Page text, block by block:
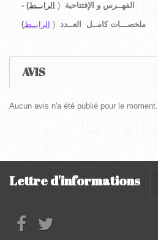
- الفهــرس و الإفتتاحية ( الرابــط)
ملخصـــات كامــل العــدد ( الرابــط)
AVIS
Aucun avis n'a été publié pour le moment.
Lettre d'informations